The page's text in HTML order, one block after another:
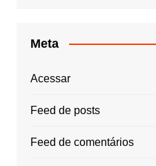
Meta
Acessar
Feed de posts
Feed de comentários